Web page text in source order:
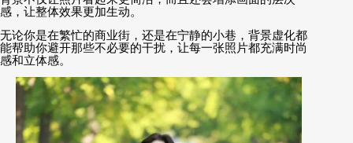
感，让整体效果更加生动。
无论你是在繁忙的商业街，还是在宁静的小巷，背景虚化都
能帮助你避开那些不必要的干扰，让每一张照片都充满时尚
感和立体感。